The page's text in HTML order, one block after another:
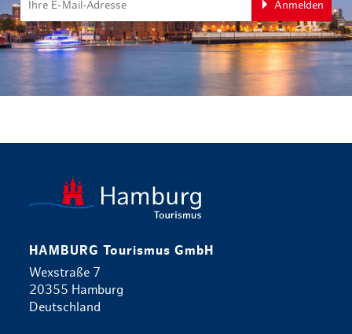
Anmelden
HAMBURG Tourismus GmbH
Wexstraße 7
20355 Hamburg
Deutschland